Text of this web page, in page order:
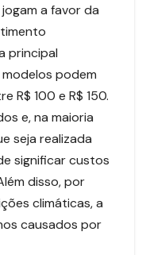
a favor da
principal
modelos podem
R$ 100 e R$ 150.
e, na maioria
seja realizada
significar custos
disso, por
climáticas, a
causados por